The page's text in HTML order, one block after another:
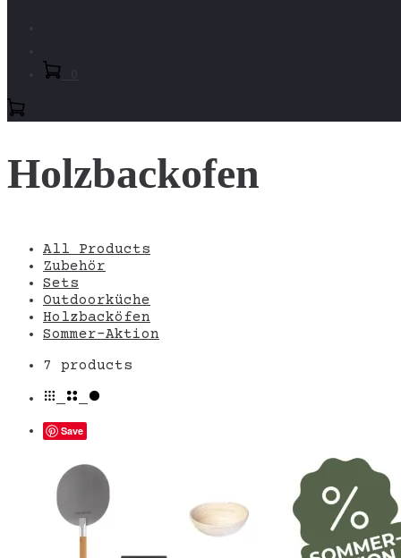
Holzbackofen
All Products
Zubehör
Sets
Outdoorküche
Holzbacköfen
Sommer-Aktion
7 products
Save